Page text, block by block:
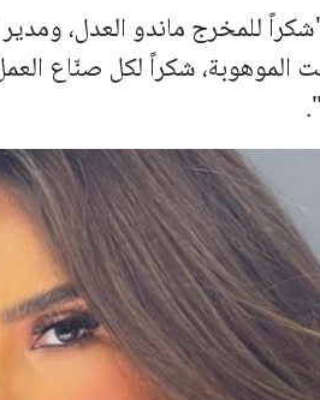
للمخرج ماندو العدل،
الموهوبة، شكراً لكل صنّاع